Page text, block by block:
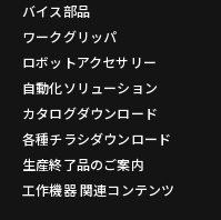
バイス部品
ワークグリッパ
ロボットアクセサリー
自動化ソリューション
カタログダウンロード
各種チラシダウンロード
生産終了品のご案内
工作機器 関連コンテンツ